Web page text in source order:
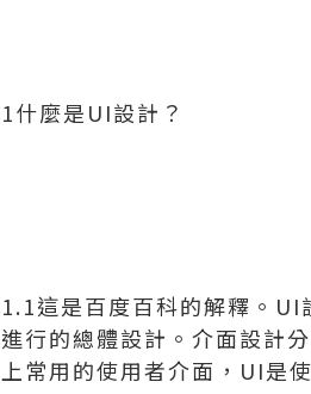
1什麼是UI設計？
1.1這是百度百科的解釋。UI
進行的總體設計。介面設
上常用的使用者介面，UI